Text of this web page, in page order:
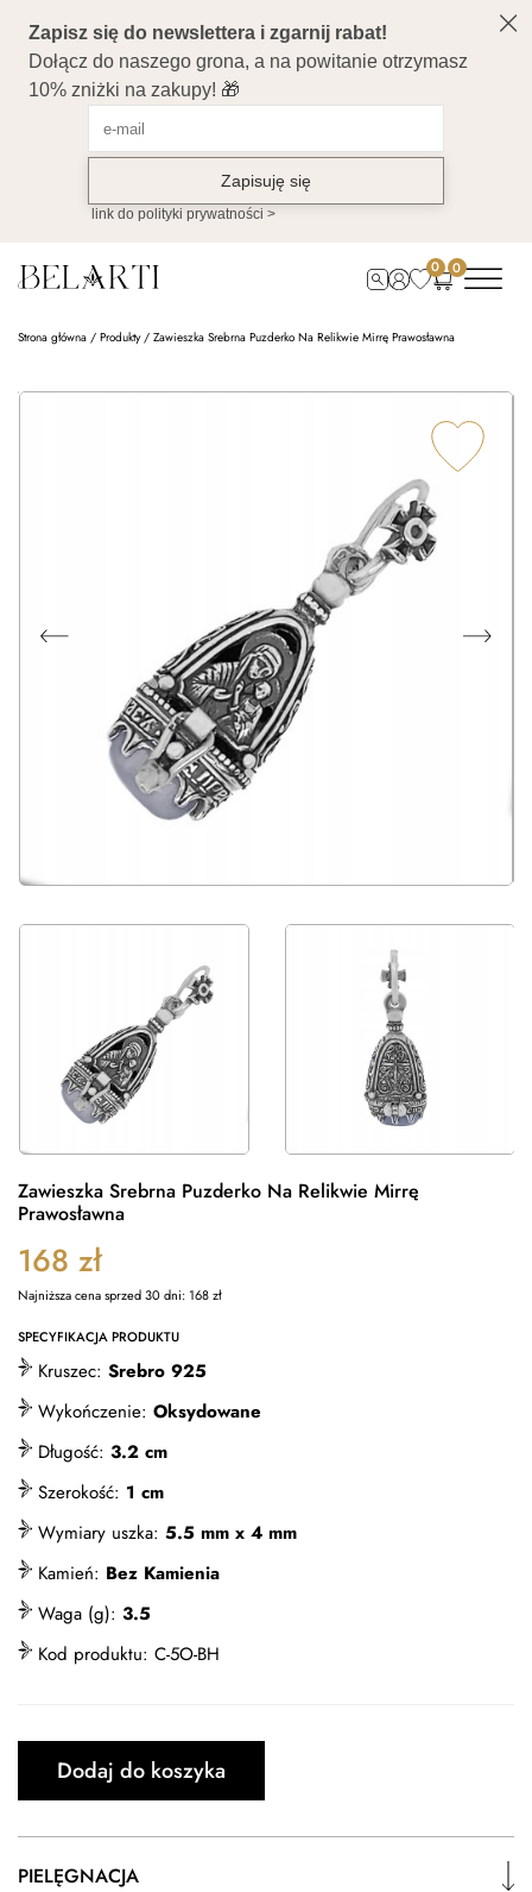
0 0
Strona główna / Produkty/ Zawieszka Srebrna Puzderko Na Relikwie Mirrę Prawosławna
Zawieszka Srebrna Puzderko Na Relikwie Mirrę
Prawosławna
168 zł
Najniższa cena sprzed 30 dni:168zł
SPECYFIKACJA PRODUKTU
Kruszec: Srebro 925
Wykończenie: Oksydowane
Długość: 3.2 cm
Szerokość: 1 cm
Wymiary uszka: 5.5 mm x 4 mm
Kamień: Bez Kamienia
Waga (g): 3.5
Kod produktu: C-5O-BH
Dodaj do koszyka
PIELĘGNACJA